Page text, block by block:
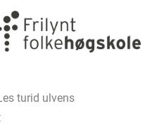
turid ulvens